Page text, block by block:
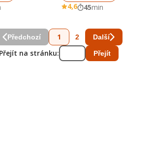
4,6 45min
Předchozí 1 2 Další
Přejít na stránku: Přejít